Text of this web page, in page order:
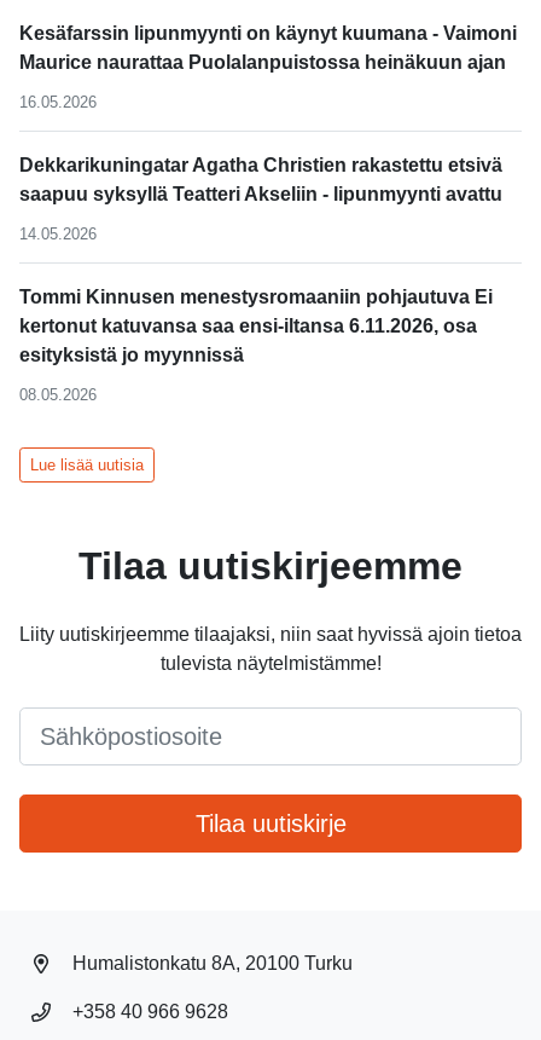
Kesäfarssin lipunmyynti on käynyt kuumana - Vaimoni
Maurice naurattaa Puolalanpuistossa heinäkuun ajan
16.05.2026
Dekkarikuningatar Agatha Christien rakastettu etsivä
saapuu syksyllä Teatteri Akseliin - lipunmyynti avattu
14.05.2026
Tommi Kinnusen menestysromaaniin pohjautuva Ei
kertonut katuvansa saa ensi-iltansa 6.11.2026, osa
esityksistä jo myynnissä
08.05.2026
Lue lisää uutisia
Tilaa uutiskirjeemme
Liity uutiskirjeemme tilaajaksi, niin saat hyvissä ajoin tietoa
tulevista näytelmistämme!
Tilaa uutiskirje
Humalistonkatu 8A, 20100 Turku
+358 40 966 9628